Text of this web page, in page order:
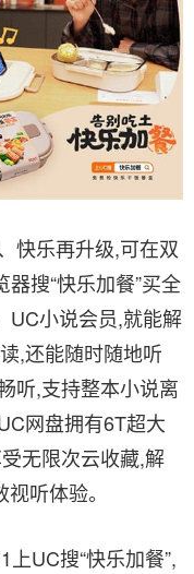
快乐再升级,可在双
搜“快乐加餐”买全
UC小说会员,就能解
,还能随时随地听
听,支持整本小说离
网盘拥有6T超大
无限次云收藏,解
听体验。
UC搜“快乐加餐”,